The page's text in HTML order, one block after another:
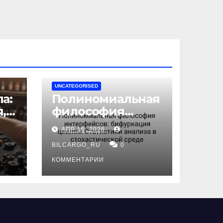
UNCATEGORISED
Полиномиальная
философия
интерфейсов:
бифуркация
циклом
Статистики
анализа в
среде
АПР 16, 2026
BILCARGO_RU 0
КОММЕНТАРИИ